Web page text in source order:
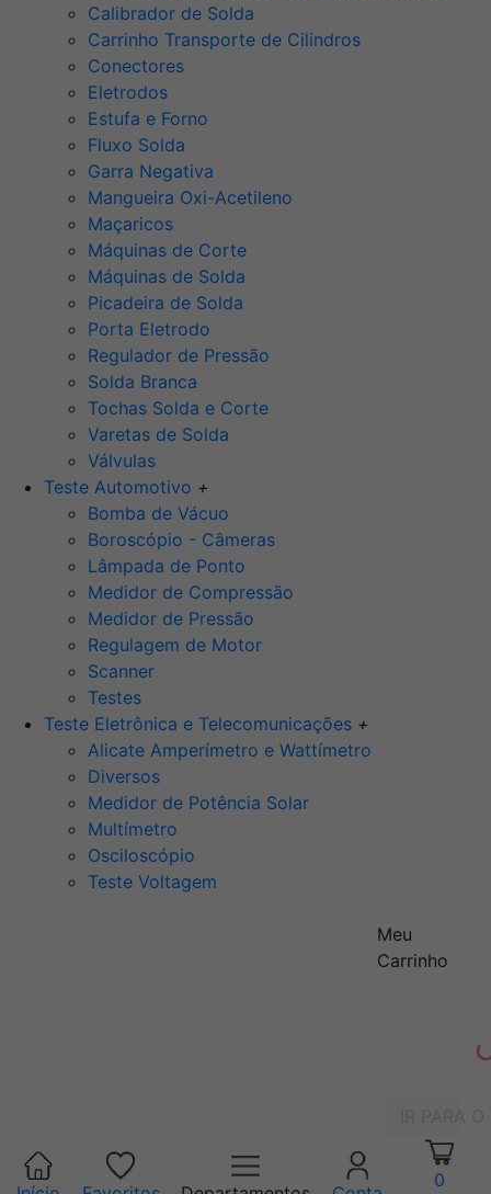
Calibrador de Solda
Carrinho Transporte de Cilindros
Conectores
Eletrodos
Estufa e Forno
Fluxo Solda
Garra Negativa
Mangueira Oxi-Acetileno
Maçaricos
Máquinas de Corte
Máquinas de Solda
Picadeira de Solda
Porta Eletrodo
Regulador de Pressão
Solda Branca
Tochas Solda e Corte
Varetas de Solda
Válvulas
Teste Automotivo +
Bomba de Vácuo
Boroscópio - Câmeras
Lâmpada de Ponto
Medidor de Compressão
Medidor de Pressão
Regulagem de Motor
Scanner
Testes
Teste Eletrônica e Telecomunicações +
Alicate Amperímetro e Wattímetro
Diversos
Medidor de Potência Solar
Multímetro
Osciloscópio
Teste Voltagem
Meu
Carrinho
0